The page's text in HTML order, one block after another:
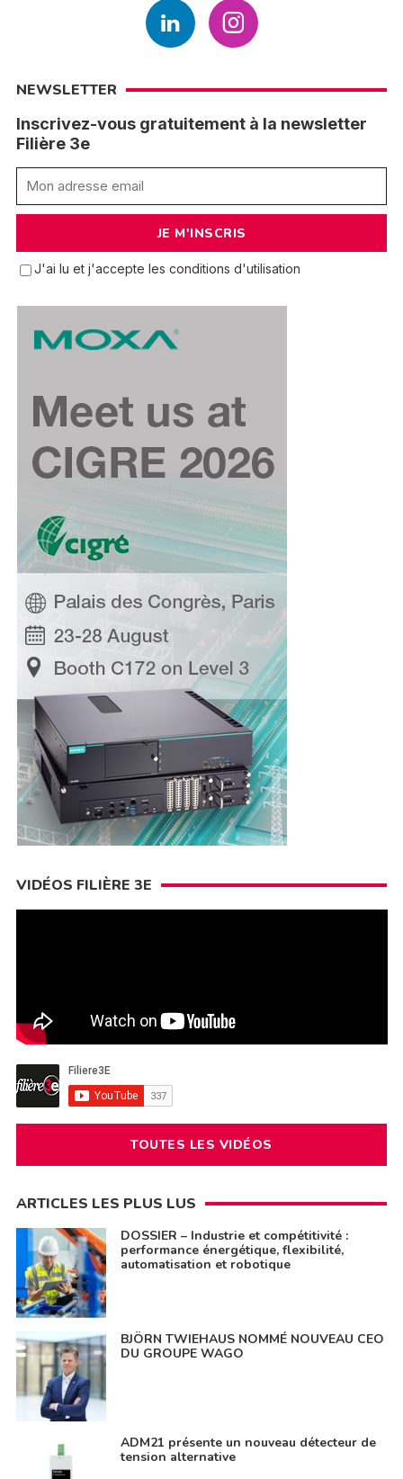
NEWSLETTER
Inscrivez-vous gratuitement à la newsletter
Filière 3e
J'ai lu et j'accepte les conditions d'utilisation
VIDÉOS FILIÈRE 3E
TOUTES LES VIDÉOS
ARTICLES LES PLUS LUS
DOSSIER – Industrie et compétitivité :
performance énergétique, flexibilité,
automatisation et robotique
BJÖRN TWIEHAUS NOMMÉ NOUVEAU CEO
DU GROUPE WAGO
ADM21 présente un nouveau détecteur de
tension alternative